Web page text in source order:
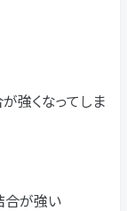
強くなってしま
合が強い